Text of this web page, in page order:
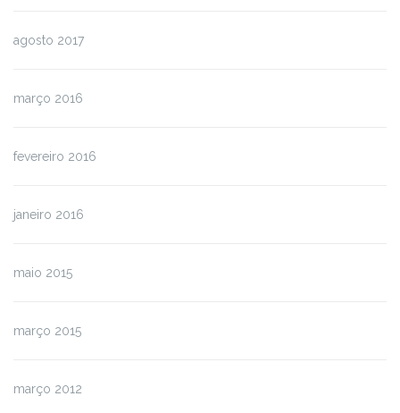
agosto 2017
março 2016
fevereiro 2016
janeiro 2016
maio 2015
março 2015
março 2012